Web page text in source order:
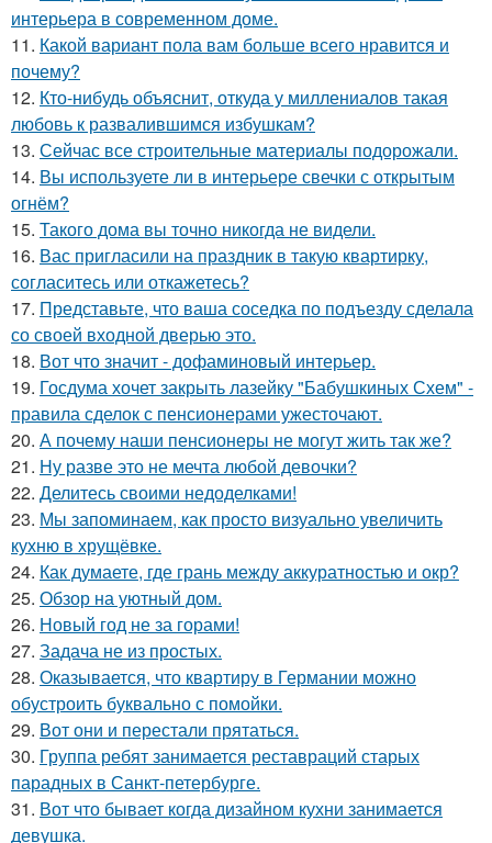
интерьера в современном доме.
11. Какой вариант пола вам больше всего нравится и
почему?
12. Кто-нибудь объяснит, откуда у миллениалов такая
любовь к развалившимся избушкам?
13. Сейчас все строительные материалы подорожали.
14. Вы используете ли в интерьере свечки с открытым
огнём?
15. Такого дома вы точно никогда не видели.
16. Вас пригласили на праздник в такую квартирку,
согласитесь или откажетесь?
17. Представьте, что ваша соседка по подъезду сделала
со своей входной дверью это.
18. Вот что значит - дофаминовый интерьер.
19. Госдума хочет закрыть лазейку "Бабушкиных Схем" -
правила сделок с пенсионерами ужесточают.
20. А почему наши пенсионеры не могут жить так же?
21. Ну разве это не мечта любой девочки?
22. Делитесь своими недоделками!
23. Мы запоминаем, как просто визуально увеличить
кухню в хрущёвке.
24. Как думаете, где грань между аккуратностью и окр?
25. Обзор на уютный дом.
26. Новый год не за горами!
27. Задача не из простых.
28. Оказывается, что квартиру в Германии можно
обустроить буквально с помойки.
29. Вот они и перестали прятаться.
30. Группа ребят занимается реставраций старых
парадных в Санкт-петербурге.
31. Вот что бывает когда дизайном кухни занимается
девушка.